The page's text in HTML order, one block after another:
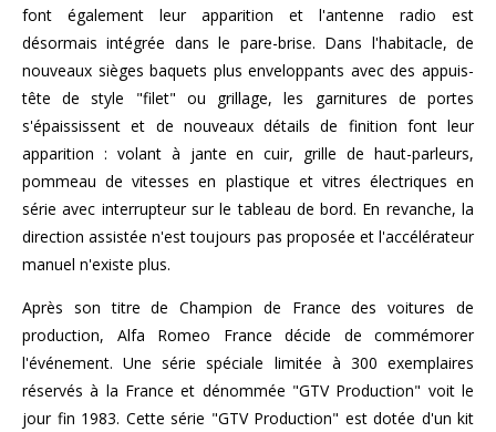
font également leur apparition et l'antenne radio est
désormais intégrée dans le pare-brise. Dans l'habitacle, de
nouveaux sièges baquets plus enveloppants avec des appuis-
tête de style "filet" ou grillage, les garnitures de portes
s'épaississent et de nouveaux détails de finition font leur
apparition : volant à jante en cuir, grille de haut-parleurs,
pommeau de vitesses en plastique et vitres électriques en
série avec interrupteur sur le tableau de bord. En revanche, la
direction assistée n'est toujours pas proposée et l'accélérateur
manuel n'existe plus.
Après son titre de Champion de France des voitures de
production, Alfa Romeo France décide de commémorer
l'événement. Une série spéciale limitée à 300 exemplaires
réservés à la France et dénommée "GTV Production" voit le
jour fin 1983. Cette série "GTV Production" est dotée d'un kit